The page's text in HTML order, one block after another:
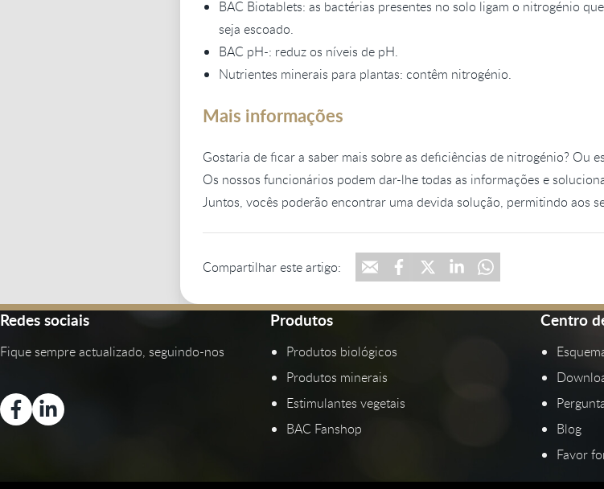
BAC Biotablets: as bactérias presentes no solo ligam o nitrogénio
seja escoado.
BAC pH-: reduz os níveis de pH.
Nutrientes minerais para plantas: contêm nitrogénio.
Mais informações
Gostaria de ficar a saber mais sobre as deficiências de nitrogénio? Ou
Os nossos funcionários podem dar-lhe todas as informações e
Juntos, vocês poderão encontrar uma devida solução, permitindo aos
Compartilhar este artigo:
Redes sociais
Fique sempre actualizado, seguindo-nos
Produtos
Produtos biológicos
Produtos minerais
Estimulantes vegetais
BAC Fanshop
Centro
Blog
Favor